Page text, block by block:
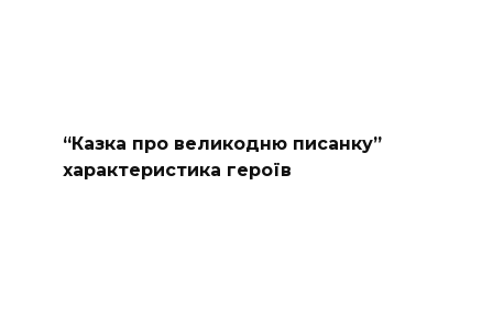
“Казка про великодню писанку”
характеристика героїв